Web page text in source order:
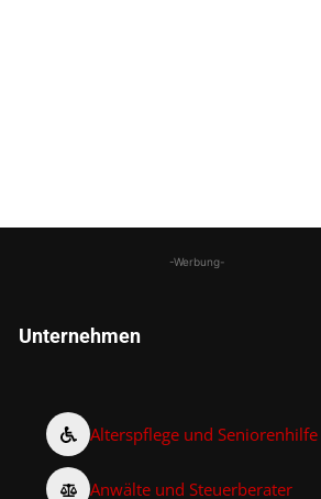
-Werbung-
Unternehmen
Alterspflege und Seniorenhilfe
Anwälte und Steuerberater